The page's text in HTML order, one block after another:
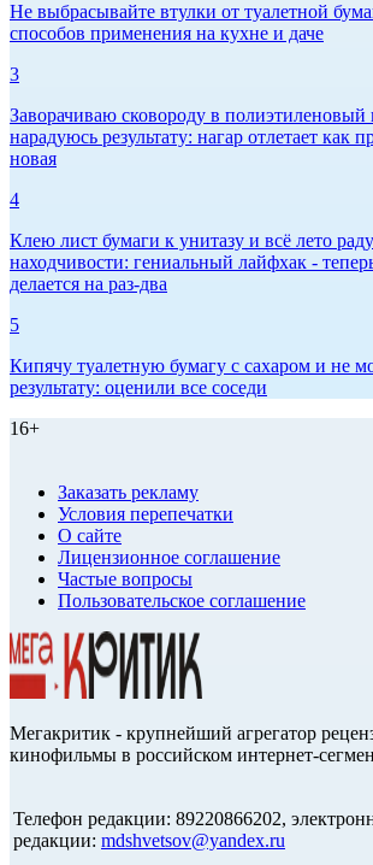
Не выбрасывайте втулки от туалетной
способов применения на кухне и даче
3
Заворачиваю сковороду в полиэтиленовый
нарадуюсь результату: нагар отлетает как
новая
4
Клею лист бумаги к унитазу и всё лето
находчивости: гениальный лайфхак -
делается на раз-два
5
Кипячу туалетную бумагу с сахаром и не
результату: оценили все соседи
16+
Заказать рекламу
Условия перепечатки
О сайте
Лицензионное соглашение
Частые вопросы
Пользовательское соглашение
Мегакритик - крупнейший агрегатор
кинофильмы в российском интернет-
Телефон редакции: 89220866202,
редакции: mdshvetsov@yandex.ru